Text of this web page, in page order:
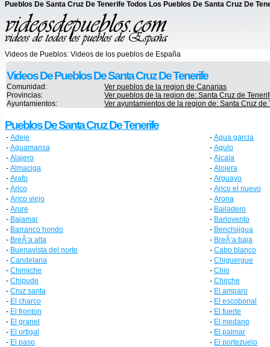
Pueblos De Santa Cruz De Tenerife Todos Los Pueblos De Santa Cruz De
Videos de Pueblos: Videos de los pueblos de España
Videos De Pueblos De Santa Cruz De Tenerife
Comunidad:
Ver pueblos de la region de Canarias
Provincias:
Ver pueblos de la region de: Santa Cruz de
Ayuntamientos:
Ver ayuntamientos de la region de: Santa Cruz de
Pueblos De Santa Cruz De Tenerife
- Adeje - Agua garcia
- Aguamansa - Agulo
- Alajero - Alcala
- Almaciga - Alojera
- Arafo - Arguayo
- Arico - Arico el nuevo
- Arico viejo - Arona
- Arure - Bailadero
- Bajamar - Barlovento
- Barranco hondo - Benchijigua
- BreÃ‘a alta - BreÃ‘a baja
- Buenavista del norte - Cabo blanco
- Candelaria - Chiguergue
- Chimiche - Chio
- Chipude - Chirche
- Cruz santa - El amparo
- El charco - El escobonal
- El fronton - El fuerte
- El granel - El medano
- El ortigal - El palmar
- El paso - El portezuelo